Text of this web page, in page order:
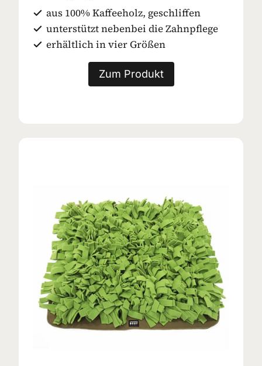
aus 100% Kaffeeholz, geschliffen
unterstützt nebenbei die Zahnpflege
erhältlich in vier Größen
Zum Produkt